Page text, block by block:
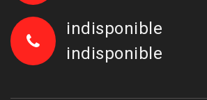
indisponible
indisponible